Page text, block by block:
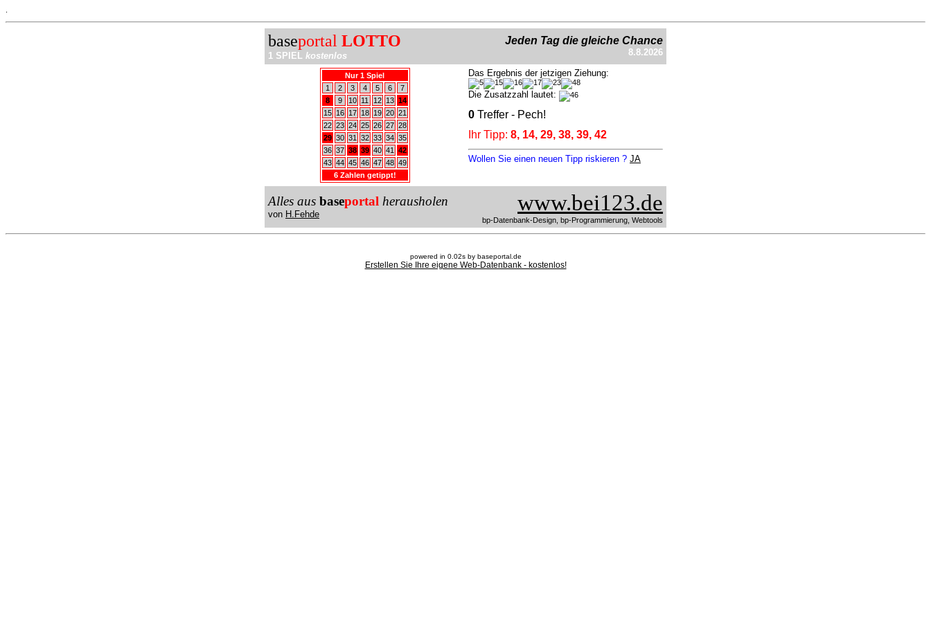
baseportal LOTTO
1 SPIEL kostenlos
Jeden Tag die gleiche Chance
8.8.2026
Nur 1 Spiel
1
2 3 4 5 6
7
8
9 10 11 12 13 14
15
16 17 18 19 20 21
22 23 24 25 26 27 28
29 30 31 32 33 34 35
36 37 38 39 40 41
42
43 44 45 46 47 48 49
6 Zahlen getippt!
Das Ergebnis der jetzigen Ziehung:
Die Zusatzzahl lautet:
0 Treffer - Pech!
Ihr Tipp: 8, 14, 29, 38, 39, 42
Wollen Sie einen neuen Tipp riskieren ? JA
Alles aus baseportal herausholen
von H.Fehde www.bei123.de
bp-Datenbank-Design, bp-Programmierung, Webtools
powered in 0.02s by baseportal.de
Erstellen Sie Ihre eigene Web-Datenbank - kostenlos!